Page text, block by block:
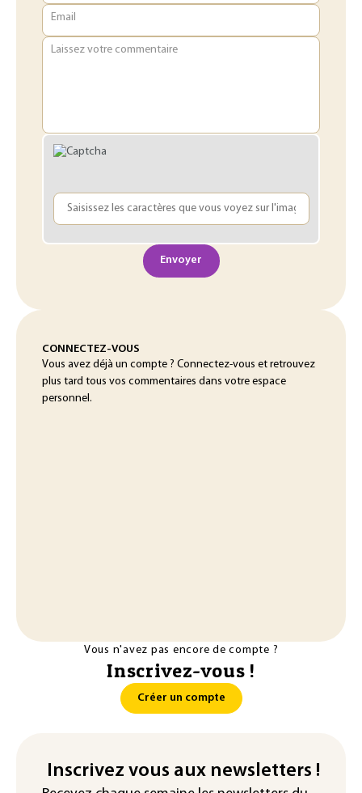
Email
Laissez votre commentaire
Envoyer
CONNECTEZ-VOUS
Vous avez déjà un compte ? Connectez-vous et retrouvez
plus tard tous vos commentaires dans votre espace
personnel.
Vous n'avez pas encore de compte ?
Inscrivez-vous !
Créer un compte
Inscrivez vous aux newsletters !